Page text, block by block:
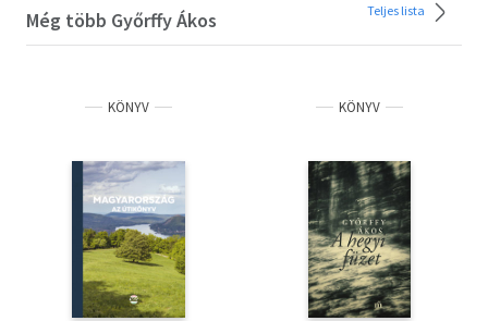
Még több Győrffy Ákos Teljes lista
KÖNYV KÖNYV